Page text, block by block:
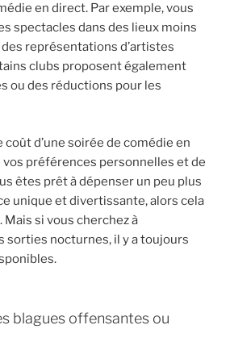
en direct. Par exemple, vous
spectacles dans des lieux moins
représentations d’artistes
clubs proposent également
ou des réductions pour les
coût d’une soirée de comédie en
préférences personnelles et de
êtes prêt à dépenser un peu plus
unique et divertissante, alors cela
Mais si vous cherchez à
sorties nocturnes, il y a toujours
blagues offensantes ou